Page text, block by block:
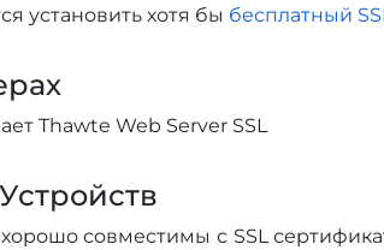
установить хотя бы бесплатный
Thawte Web Server SSL
совместимы с SSL